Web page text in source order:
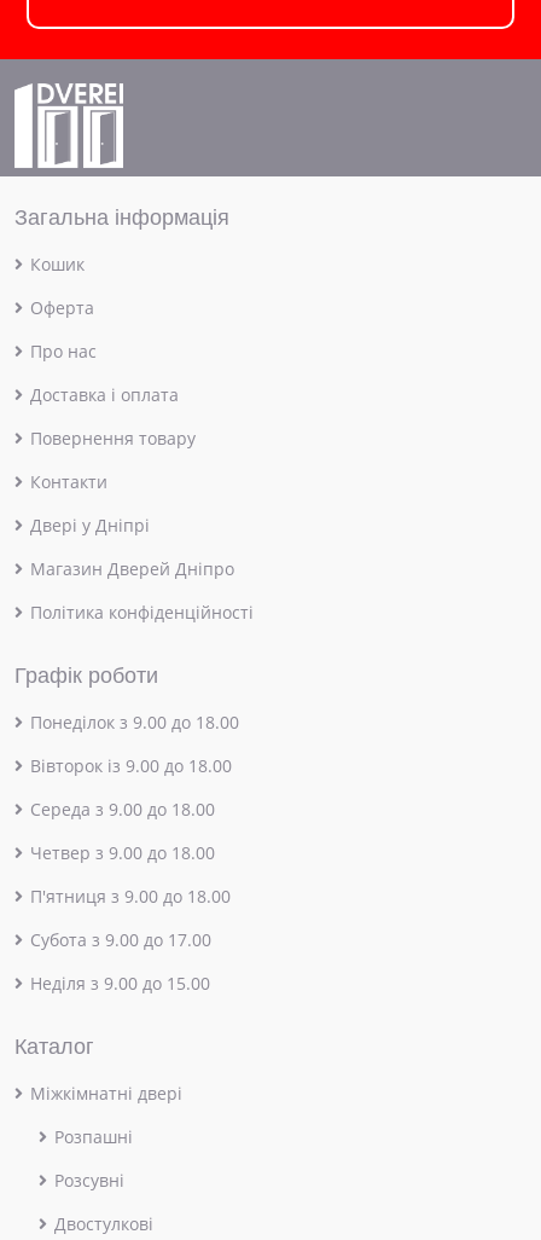
Загальна інформація
Кошик
Оферта
Про нас
Доставка і оплата
Повернення товару
Контакти
Двері у Дніпрі
Магазин Дверей Дніпро
Політика конфіденційності
Графік роботи
Понеділок з 9.00 до 18.00
Вівторок із 9.00 до 18.00
Середа з 9.00 до 18.00
Четвер з 9.00 до 18.00
П'ятниця з 9.00 до 18.00
Субота з 9.00 до 17.00
Неділя з 9.00 до 15.00
Каталог
Міжкімнатні двері
Розпашні
Розсувні
Двостулкові